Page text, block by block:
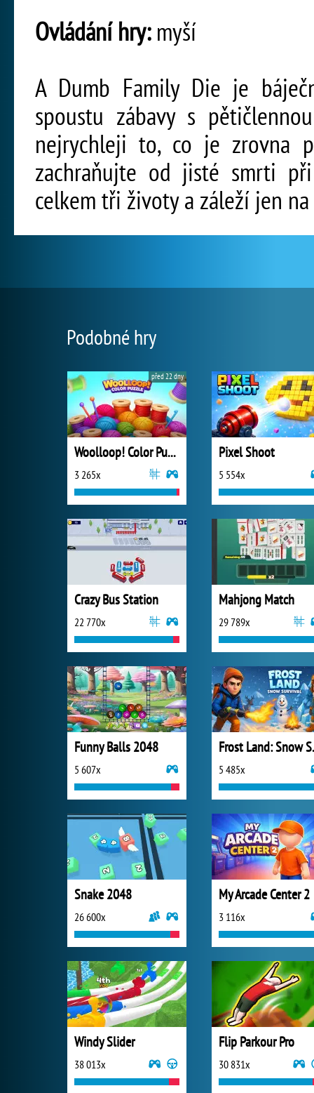
Ovládání hry:myší
A Dumb Family Die je
spoustu zábavy s
nejrychleji to, co je zrovna
zachraňujte od jisté smrti
celkem tři životy a záleží jen
Podobné hry
Woolloop! Color Puzzle
3 265x
před 22 dny
Pixel Shoot
5 554x
Crazy Bus Station
22 770x
Mahjong Match
29 789x
Funny Balls 2048
5 607x 5 485x
Snake 2048
26 600x
My Arcade Center 2
3 116x
Windy Slider
38 013x
Flip Parkour Pro
30 831x